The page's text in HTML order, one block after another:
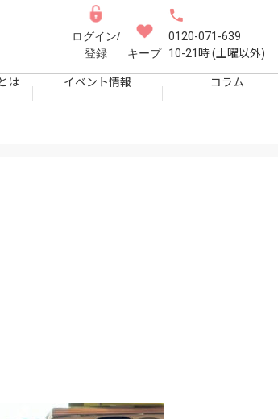
ログイン/
登録
キープ
0120-071-639
10-21時 (土曜以外)
は イベント情報 コラム